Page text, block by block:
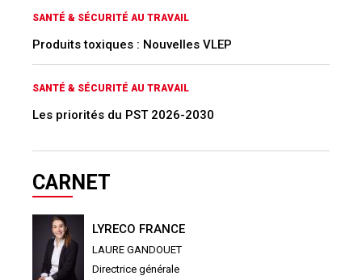
SANTÉ & SÉCURITÉ AU TRAVAIL
Produits toxiques : Nouvelles VLEP
SANTÉ & SÉCURITÉ AU TRAVAIL
Les priorités du PST 2026-2030
CARNET
LYRECO FRANCE
LAURE GANDOUET
Directrice générale